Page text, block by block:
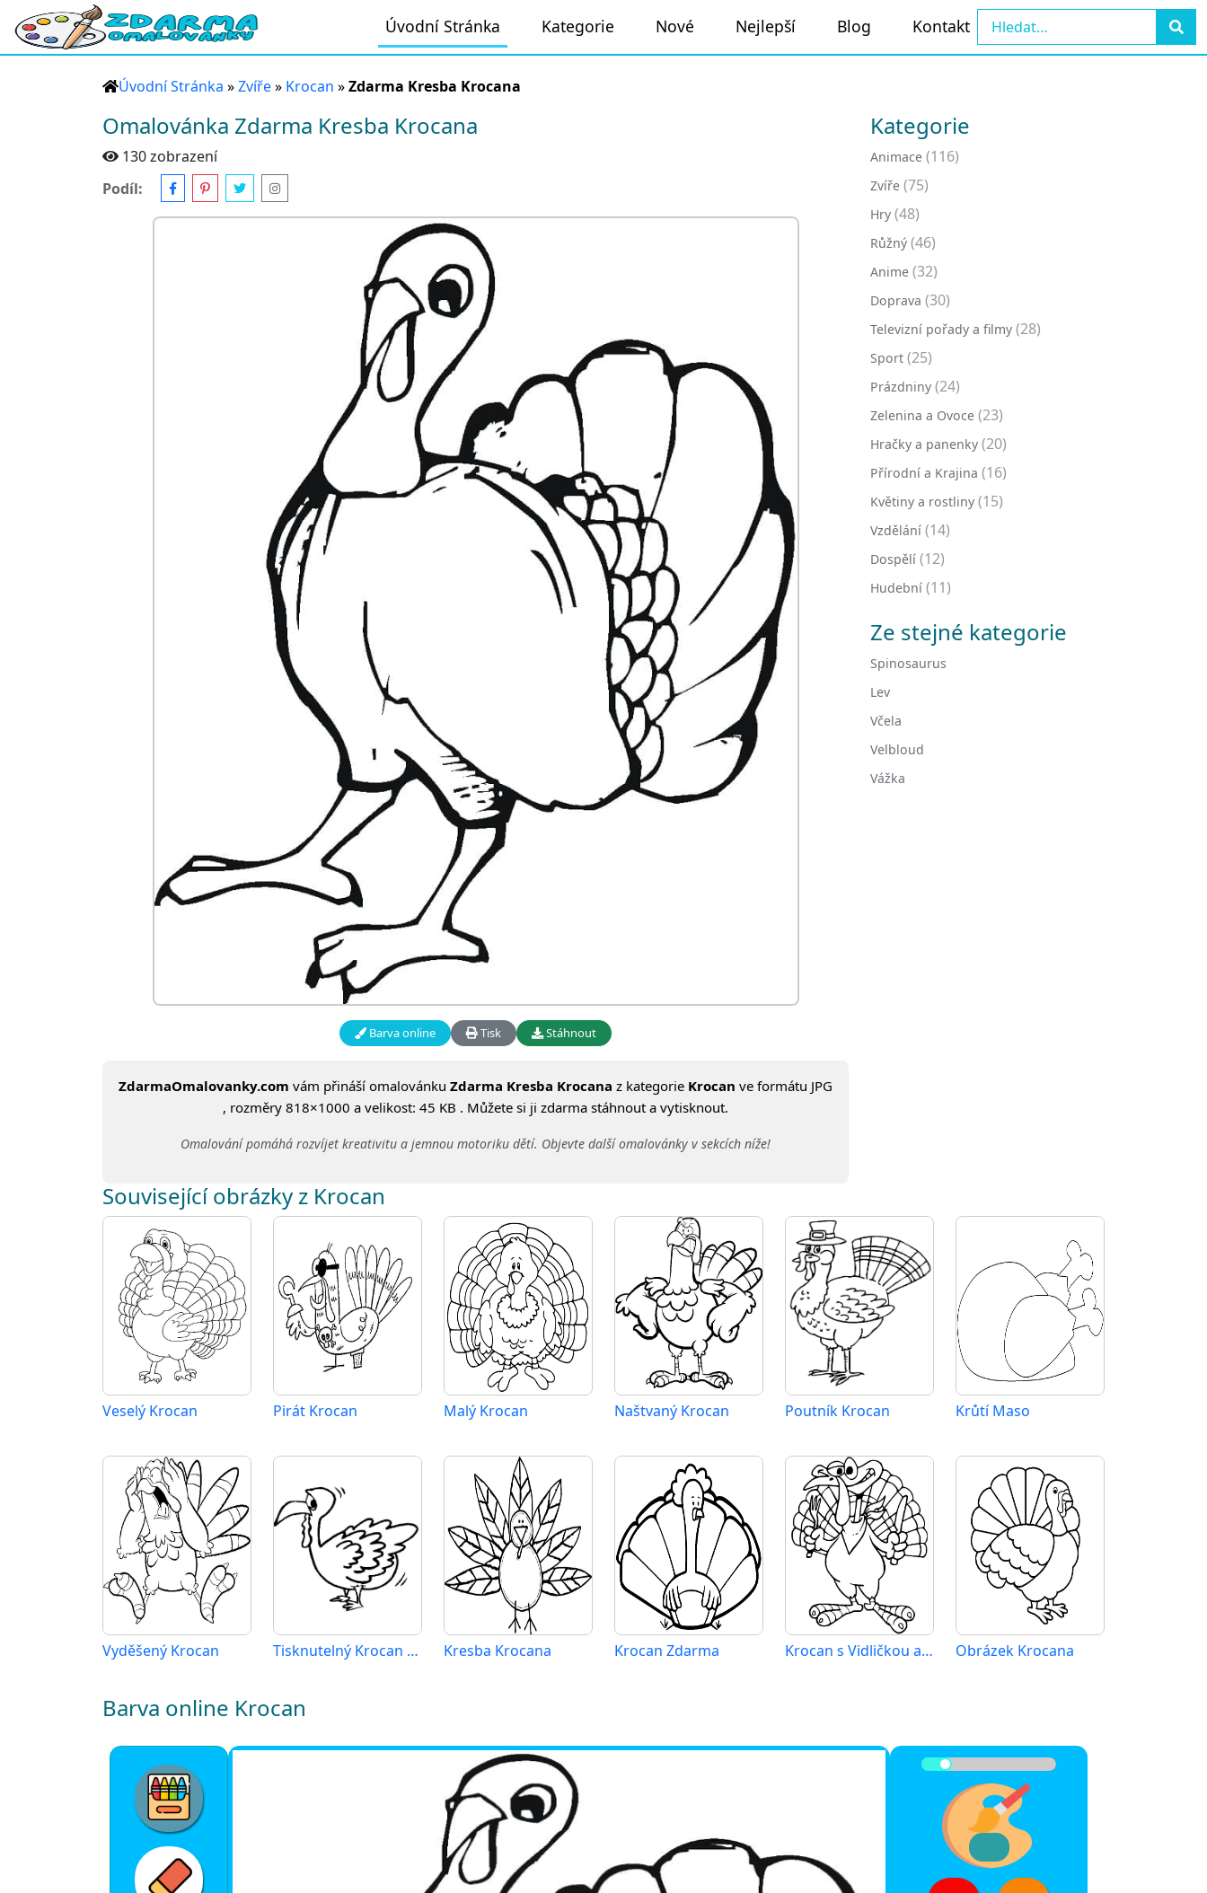
Úvodní Stránka Kategorie Nové Nejlepší Blog Kontakt
Úvodní Stránka »Zvíře» Krocan »Zdarma Kresba Krocana
Omalovánka Zdarma Kresba Krocana
130 zobrazení
Podíl:
Barva online Tisk Stáhnout
ZdarmaOmalovanky.com vám přináší omalovánku Zdarma Kresba Krocana z kategorie Krocan ve formátu JPG
, rozměry 818×1000 a velikost: 45 KB . Můžete si ji zdarma stáhnout a vytisknout.
Omalování pomáhá rozvíjet kreativitu a jemnou motoriku dětí. Objevte další omalovánky v sekcích níže!
Kategorie
Animace (116)
Zvíře (75)
Hry (48)
Růžný (46)
Anime (32)
Doprava (30)
Televizní pořady a filmy (28)
Sport (25)
Prázdniny (24)
Zelenina a Ovoce (23)
Hračky a panenky (20)
Přírodní a Krajina (16)
Květiny a rostliny (15)
Vzdělání (14)
Dospělí (12)
Hudební (11)
Ze stejné kategorie
Spinosaurus
Lev
Včela
Velbloud
Vážka
Související obrázky z Krocan
Veselý Krocan Pirát Krocan Malý Krocan Naštvaný Krocan Poutník Krocan Krůtí Maso
Vyděšený Krocan Tisknutelný Krocan pro Děti Kresba Krocana Krocan Zdarma Krocan s Vidličkou a Nožem Obrázek Krocana
Barva online Krocan